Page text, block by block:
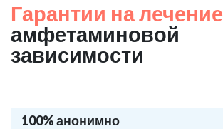
Гарантии на лечение
амфетаминовой
зависимости
100% анонимно